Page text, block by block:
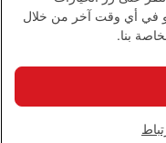
العبودية الحديثة
أو في أي وقت آخر من خلال
بنا.